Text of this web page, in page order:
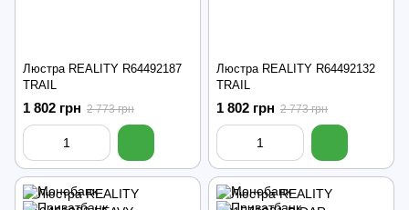
Люстра REALITY R64492187
TRAIL
1 802 грн 2 773 грн
Люстра REALITY R64492132
TRAIL
1 802 грн 2 773 грн